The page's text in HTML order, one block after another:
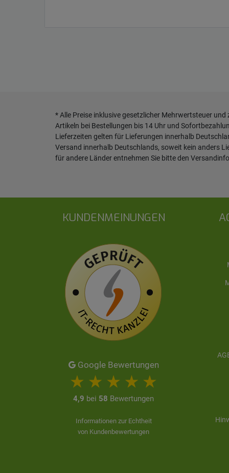
* Alle Preise inklusive gesetzlicher Mehrwertsteuer und
Artikeln bei Bestellungen bis 14 Uhr und
Lieferzeiten gelten für Lieferungen innerhalb
Versand innerhalb Deutschlands, soweit kein anders
für andere Länder entnehmen Sie bitte den
KUNDENMEINUNGEN
Google Bewertungen
4,9 bei 58 Bewertungen
Informationen zur Echtheit
von Kundenbewertungen